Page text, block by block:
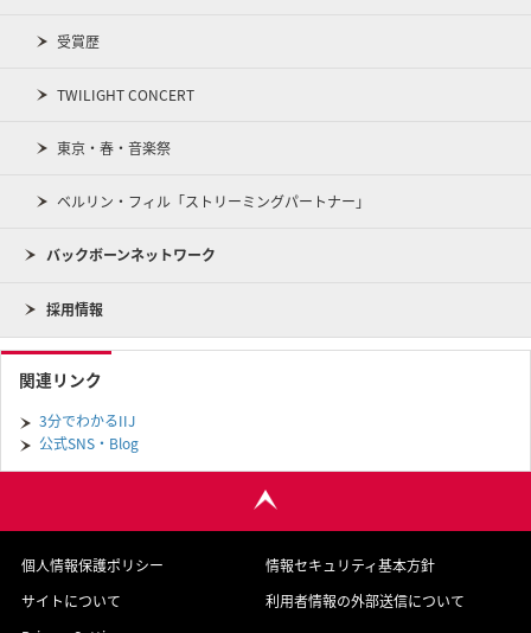
受賞歴
TWILIGHT CONCERT
東京・春・音楽祭
ベルリン・フィル「ストリーミングパートナー」
バックボーンネットワーク
採用情報
関連リンク
3分でわかるIIJ
公式SNS・Blog
個人情報保護ポリシー
情報セキュリティ基本方針
サイトについて
利用者情報の外部送信について